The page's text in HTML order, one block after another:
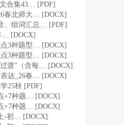
合集43… [PDF]
春北师大… [DOCX]
、组词汇总… [PDF]
… [DOCX]
3种题型… [DOCX]
3种题型… [DOCX]
渡”（含每… [DOCX]
达_26春… [DOCX]
25秋 [PDF]
+7种题… [DOCX]
+7种题… [DOCX]
-初… [DOCX]